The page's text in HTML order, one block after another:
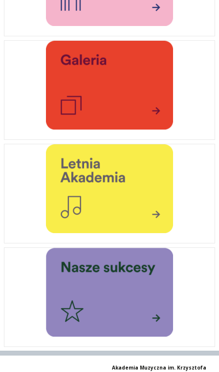
Akademia Muzyczna im. Krzysztofa